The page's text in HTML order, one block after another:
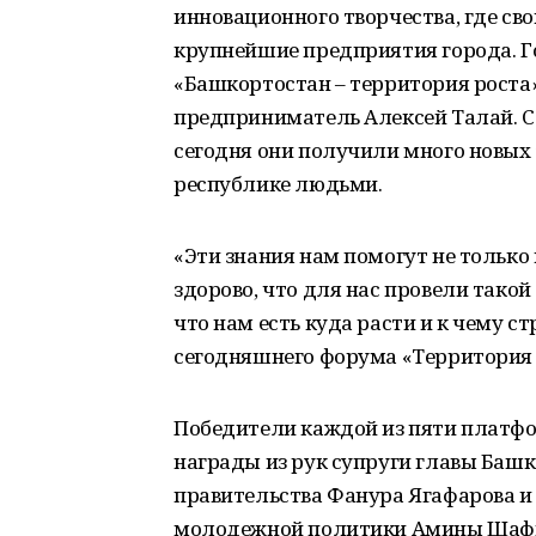
инновационного творчества, где
крупнейшие предприятия города.
«Башкортостан – территория
предприниматель Алексей Талай.
сегодня они получили много
республике людьми.
«Эти знания нам помогут не
здорово, что для нас провели
что нам есть куда расти и к чему
сегодняшнего форума «Территория
Победители каждой из пяти
награды из рук супруги главы
правительства Фанура Ягафарова
молодежной политики Амины